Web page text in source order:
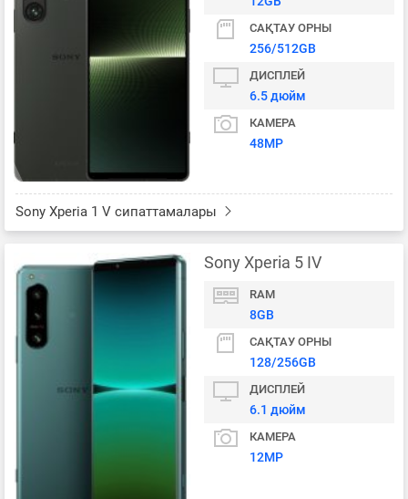
САҚТАУ ОРНЫ
256/512GB
ДИСПЛЕЙ
6.5 дюйм
КАМЕРА
48MP
Sony Xperia 1 V сипаттамалары
Sony Xperia 5 IV
RAM
8GB
САҚТАУ ОРНЫ
128/256GB
ДИСПЛЕЙ
6.1 дюйм
КАМЕРА
12MP